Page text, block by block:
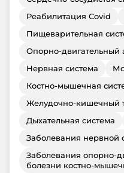
Реабилитация Covid
Пищеварительная
Опорно-двигательный
Нервная система
Костно-мышечная
Желудочно-кишечный
Дыхательная система
Заболевания нервной
Заболевания опорно-
болезни костно-